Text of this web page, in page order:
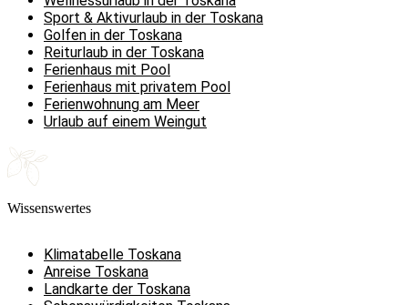
Sport & Aktivurlaub in der Toskana
Golfen in der Toskana
Reiturlaub in der Toskana
Ferienhaus mit Pool
Ferienhaus mit privatem Pool
Ferienwohnung am Meer
Urlaub auf einem Weingut
Wissenswertes
Klimatabelle Toskana
Anreise Toskana
Landkarte der Toskana